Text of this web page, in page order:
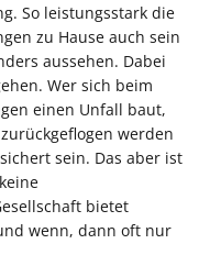
So leistungsstark die
zu Hause auch sein
aussehen. Dabei
Wer sich beim
einen Unfall baut,
werden
sein. Das aber ist
bietet
wenn, dann oft nur